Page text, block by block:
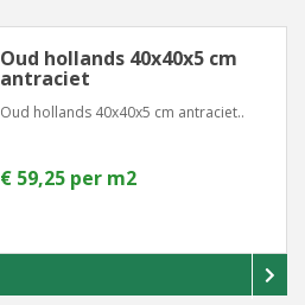
Oud hollands 40x40x5 cm
antraciet
Oud hollands 40x40x5 cm antraciet..
€ 59,25 per m2